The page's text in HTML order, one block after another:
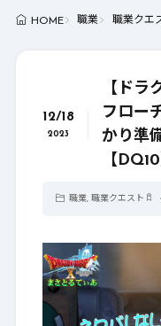
HOME 職業 職業クエ
12/18
2023
【ドラ
フロー
かり準
【DQ10
職業, 職業クエスト